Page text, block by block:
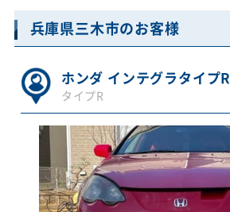
兵庫県三木市のお客様
ホンダ インテグラタイプR
タイプR